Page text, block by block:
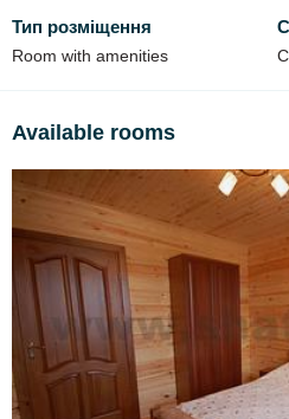
Тип розміщення
Room with amenities
Available rooms